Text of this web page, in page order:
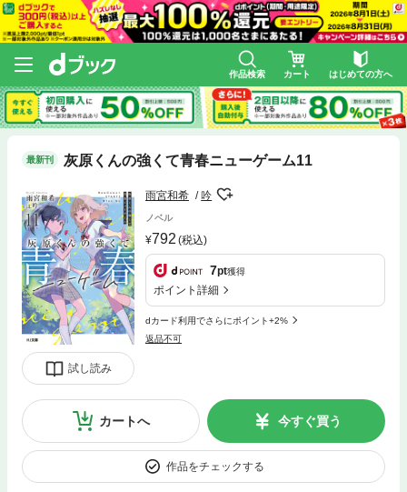
作品検索 カート はじめての方へ
最新刊 灰原くんの強くて青春ニューゲーム11
試し読み
雨宮和希 吟
ノベル
792 (税込)
7pt獲得
ポイント詳細
dカード利用でさらにポイント+2%
返品不可
カートへ 今すぐ買う
作品をチェックする